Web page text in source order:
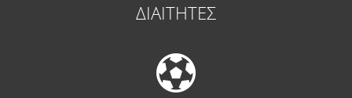
ΔΙΑΙΤΗΤΕΣ